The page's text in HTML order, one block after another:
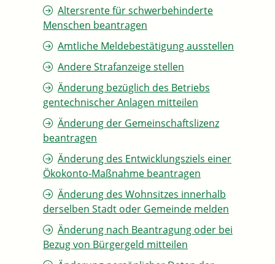
Altersrente für schwerbehinderte
Menschen beantragen
Amtliche Meldebestätigung ausstellen
Andere Strafanzeige stellen
Änderung bezüglich des Betriebs
gentechnischer Anlagen mitteilen
Änderung der Gemeinschaftslizenz
beantragen
Änderung des Entwicklungsziels einer
Ökokonto-Maßnahme beantragen
Änderung des Wohnsitzes innerhalb
derselben Stadt oder Gemeinde melden
Änderung nach Beantragung oder bei
Bezug von Bürgergeld mitteilen